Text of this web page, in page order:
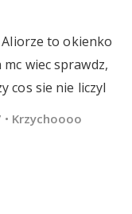
Aliorze to okienko
wiec sprawdz,
cos sie nie liczyl
• Krzychoooo